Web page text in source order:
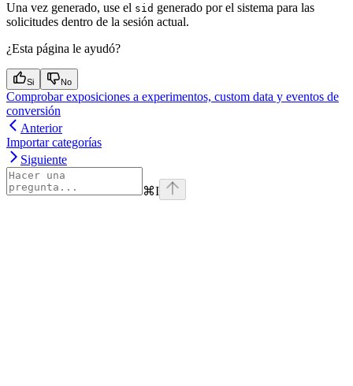
Una vez generado, use el sid generado por el sistema para las
solicitudes dentro de la sesión actual.
¿Esta página le ayudó?
Si No
Comprobar exposiciones a experimentos, custom data y eventos de
conversión
Anterior
Importar categorías
Siguiente
⌘I